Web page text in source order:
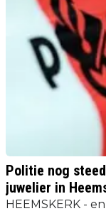
Politie nog
juwelier in
HEEMSKERK -